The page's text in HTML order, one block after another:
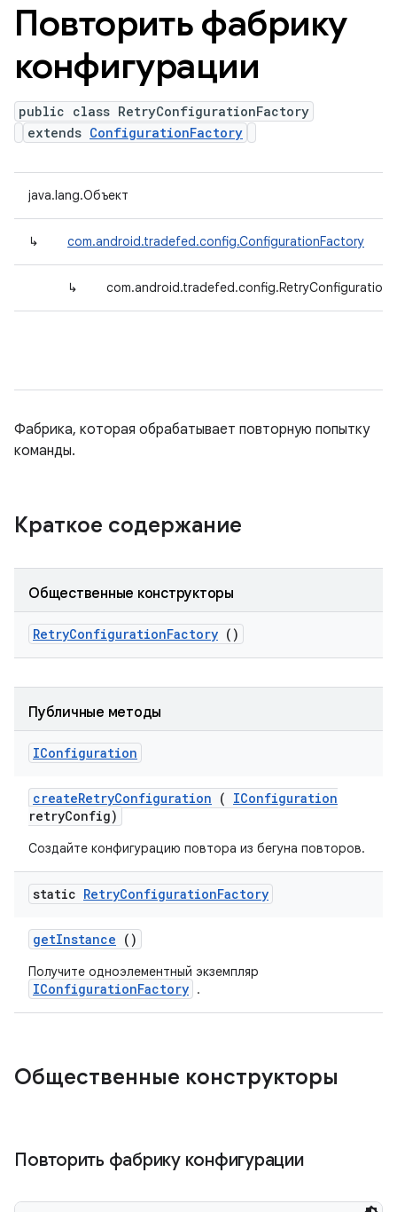
Повторить фабрику
конфигурации
public class RetryConfigurationFactory
extends ConfigurationFactory
java.lang.Объект
↳ com.android.tradefed.config.ConfigurationFactory
↳
Фабрика, которая обрабатывает повторную попытку
команды.
Краткое содержание
Общественные конструкторы
RetryConfigurationFactory ()
Публичные методы
IConfiguration
createRetryConfiguration ( IConfiguration
retryConfig)
Создайте конфигурацию повтора из бегуна повторов.
static RetryConfigurationFactory
getInstance ()
Получите одноэлементный экземпляр
IConfigurationFactory .
Общественные конструкторы
Повторить фабрику конфигурации